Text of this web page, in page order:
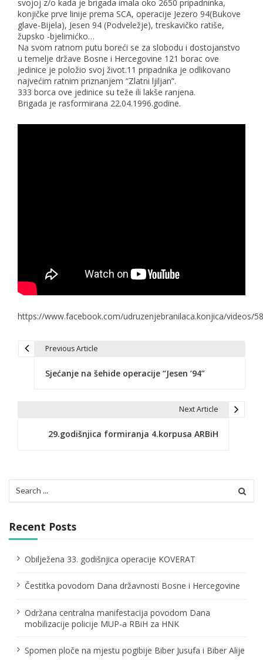
svojoj z/o kada je brigada imala oko 2650 pripadninka,
konjičke prve linije prema SCA, operacije Jezero 94(Bukove
glave-Bijela), Jesen 94 (Podveležje), treskavičko ratiše,
župsko -bjelimićko…
Na svom ratnom putu boreći se za slobodu i dostojanstvo
u temelje države Bosne i Hercegovine 121 borac ove
jedinice je položio svoj život.11 pripadnika je odlikovano
najvećim ratnim priznanjem “Zlatni ljiljan”.
333 borca ove jedinice su teže ili lakše ranjena.
Brigada je rasformirana 22.04.1996.godine.
https://www.facebook.com/udruzenjebranilaca.konjica/videos/
v
i
g
i
o
Previous Article
Sjećanje na šehide operacije “Jesen ’94”
Next Article
29.godišnjica formiranja 4.korpusa ARBiH
for:
Recent Posts
Obilježena 33. godišnjica operacije KOVERAT
Čestitka povodom Dana državnosti Bosne i Hercegovine
Održana centralna manifestacija povodom Dana
mobilizacije policije MUP-a RBiH za HNK
Spomen ploče na mjestu pogibije Biber Jusufa i Biber Alije